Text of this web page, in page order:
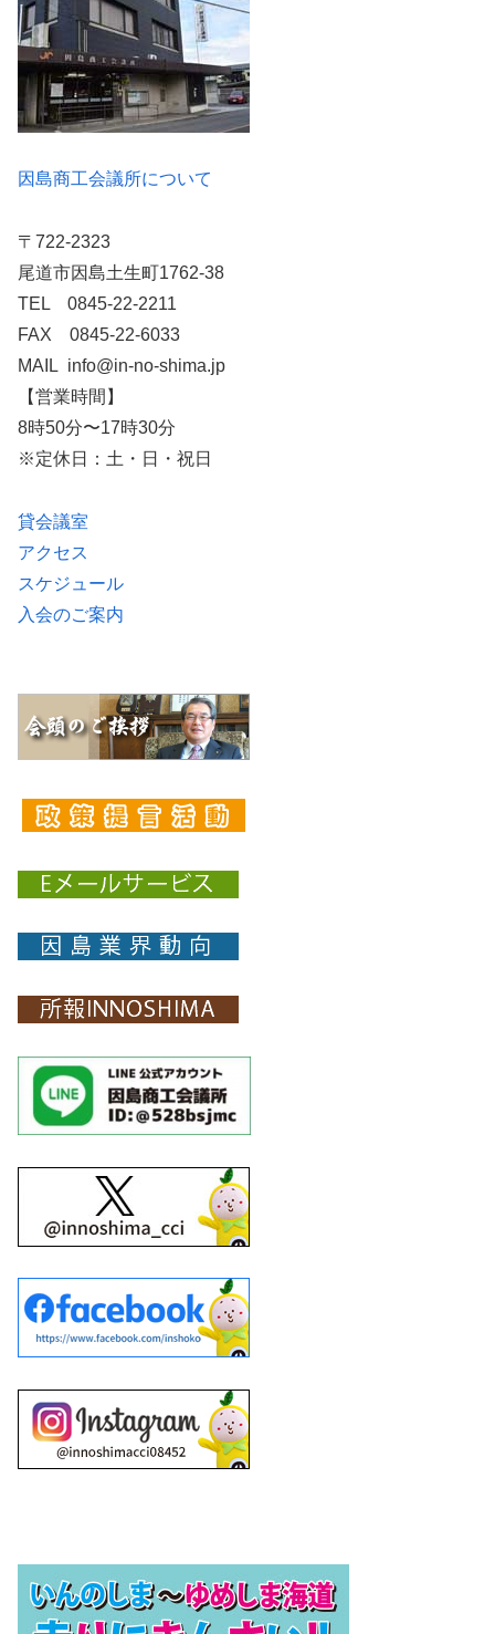
因島商工会議所について
〒722-2323
尾道市因島土生町1762-38
TEL 0845-22-2211
FAX 0845-22-6033
MAIL info@in-no-shima.jp
【営業時間】
8時50分〜17時30分
※定休日：土・日・祝日
貸会議室
アクセス
スケジュール
入会のご案内